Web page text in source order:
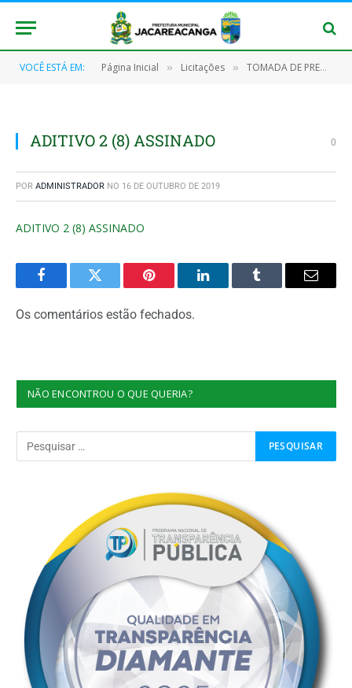
VOCÊ ESTÁ EM: Página Inicial » Licitações » TOMADA DE PREÇOS Nº 006/2017
ADITIVO 2 (8) ASSINADO 0
POR ADMINISTRADOR NO 16 DE OUTUBRO DE 2019
ADITIVO 2 (8) ASSINADO
FacebookTwitter Pinterest O
Tumblr
E-
Os comentários estão fechados.
NÃO ENCONTROU O QUE QUERIA?